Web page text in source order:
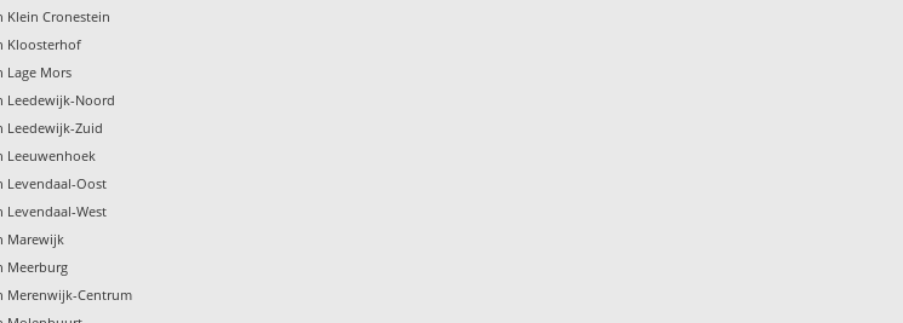
Klein Cronestein
Kloosterhof
Lage Mors
Leedewijk-Noord
Leedewijk-Zuid
Leeuwenhoek
Levendaal-Oost
Levendaal-West
Marewijk
Meerburg
Merenwijk-Centrum